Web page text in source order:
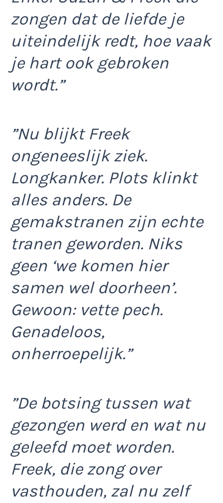
zongen dat de liefde je
uiteindelijk redt, hoe vaak
je hart ook gebroken
wordt.”
”Nu blijkt Freek
ongeneeslijk ziek.
Longkanker. Plots klinkt
alles anders. De
gemakstranen zijn echte
tranen geworden. Niks
geen ‘we komen hier
samen wel doorheen’.
Gewoon: vette pech.
Genadeloos,
onherroepelijk.”
”De botsing tussen wat
gezongen werd en wat nu
geleefd moet worden.
Freek, die zong over
vasthouden, zal nu zelf